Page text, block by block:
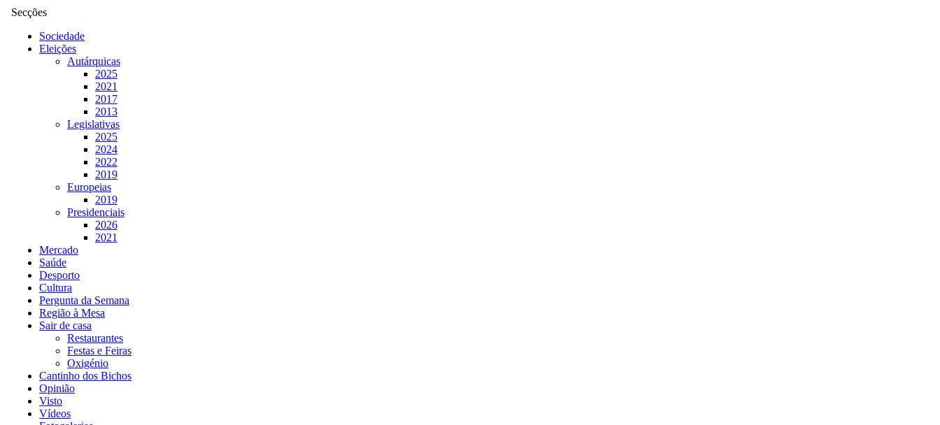
Secções
Sociedade
Eleições
Autárquicas
2025
2021
2017
2013
Legislativas
2025
2024
2022
2019
Europeias
2019
Presidenciais
2026
2021
Mercado
Saúde
Desporto
Cultura
Pergunta da Semana
Região à Mesa
Sair de casa
Restaurantes
Festas e Feiras
Oxigénio
Cantinho dos Bichos
Opinião
Visto
Vídeos